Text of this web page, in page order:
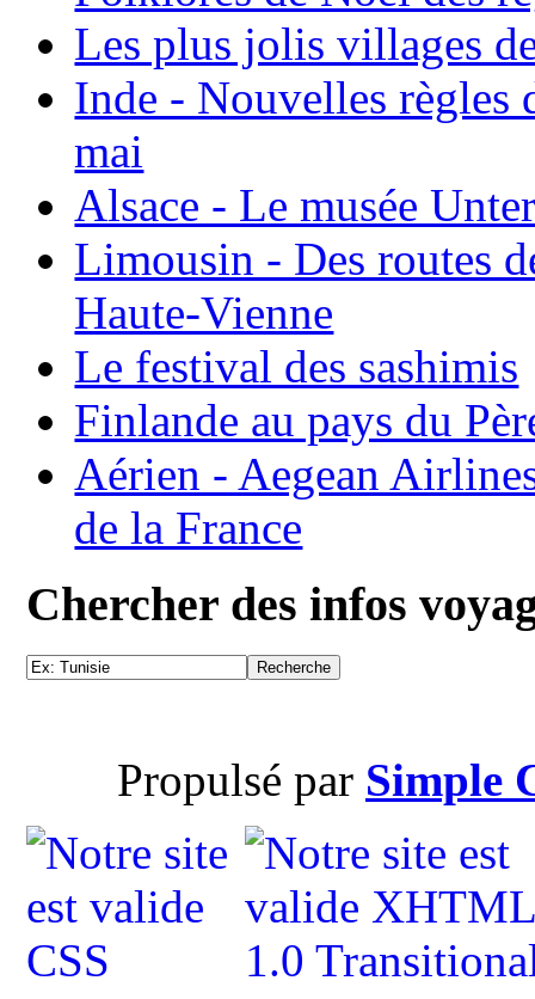
Les plus jolis villages
Inde - Nouvelles règles
mai
Alsace - Le musée
Limousin - Des routes
Haute-Vienne
Le festival des sashimis
Finlande au pays du
Aérien - Aegean
de la France
Chercher des infos
Propulsé par Simple